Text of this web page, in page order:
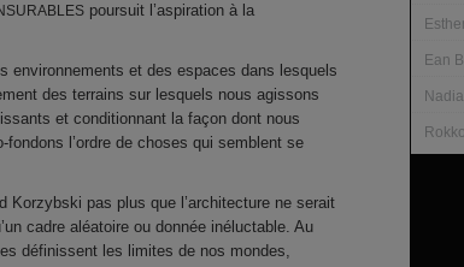
poursuit l’aspiration à la
environnements et des espaces dans lesquels
des terrains sur lesquels nous agissons
et conditionnant la façon dont nous
l’ordre de choses qui semblent se
Korzybski pas plus que l’architecture ne serait
cadre aléatoire ou donnée inéluctable. Au
définissent les limites de nos mondes,
Ean